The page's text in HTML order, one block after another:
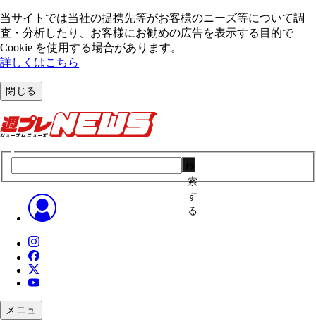
当サイトでは当社の提携先等がお客様のニーズ等について調
査・分析したり、お客様にお勧めの広告を表⽰する⽬的で
Cookie を使⽤する場合があります。
詳しくはこちら
閉じる
索
す
る
メニュ